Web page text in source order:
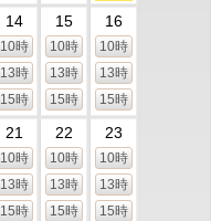
14
10時
13時
15時
15
10時
13時
15時
16
10時
13時
15時
21
10時
13時
15時
22
10時
13時
15時
23
10時
13時
15時